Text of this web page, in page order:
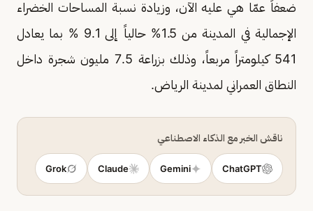
ضعفاً عمّا هي عليه الآن، وزيادة نسبة المساحات الخضراء
الإجمالية في المدينة من 1.5% حالياً إلى 9.1 % بما يعادل
541 كيلومتراً مربعاً، وذلك بزراعة 7.5 مليون شجرة داخل
النطاق العمراني لمدينة الرياض.
ناقش الخبر مع الذكاء الاصطناعي
ChatGPT
Gemini
Claude
Grok